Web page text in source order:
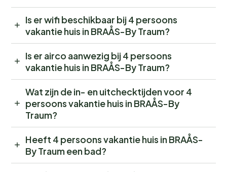
Is er wifi beschikbaar bij 4 persoons
vakantie huis in BRAÅS-By Traum?
Is er airco aanwezig bij 4 persoons
vakantie huis in BRAÅS-By Traum?
Wat zijn de in- en uitchecktijden voor 4
persoons vakantie huis in BRAÅS-By
Traum?
Heeft 4 persoons vakantie huis in BRAÅS-
By Traum een bad?